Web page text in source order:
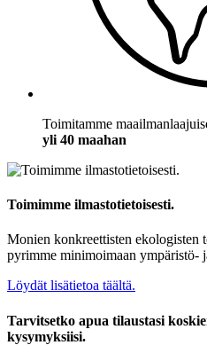
Toimitamme
yli 40 maahan
Toimimme ilmastotietoisesti.
Monien konkreettisten ekologisten
pyrimme minimoimaan ympäristö-
Löydät lisätietoa täältä.
Tarvitsetko apua tilaustasi
kysymyksiisi.